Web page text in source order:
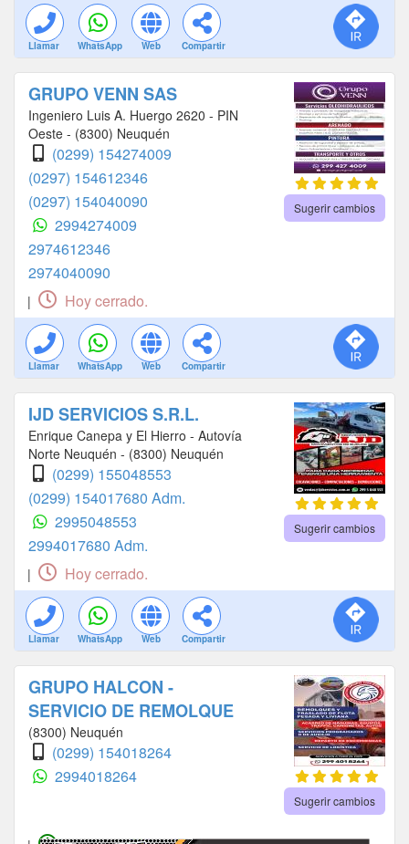
Llamar WhatsApp Web Compartir
GRUPO VENN SAS
Ingeniero Luis A. Huergo 2620 - PIN
Oeste - (8300) Neuquén
(0299) 154274009
(0297) 154612346
(0297) 154040090
2994274009
2974612346
2974040090
Sugerir cambios
| Hoy cerrado.
Llamar WhatsApp Web Compartir
IJD SERVICIOS S.R.L.
Enrique Canepa y El Hierro - Autovía
Norte Neuquén - (8300) Neuquén
(0299) 155048553
(0299) 154017680 Adm.
2995048553
2994017680 Adm.
Sugerir cambios
| Hoy cerrado.
Llamar WhatsApp Web Compartir
GRUPO HALCON -
SERVICIO DE REMOLQUE
(8300) Neuquén
(0299) 154018264
2994018264
Sugerir cambios